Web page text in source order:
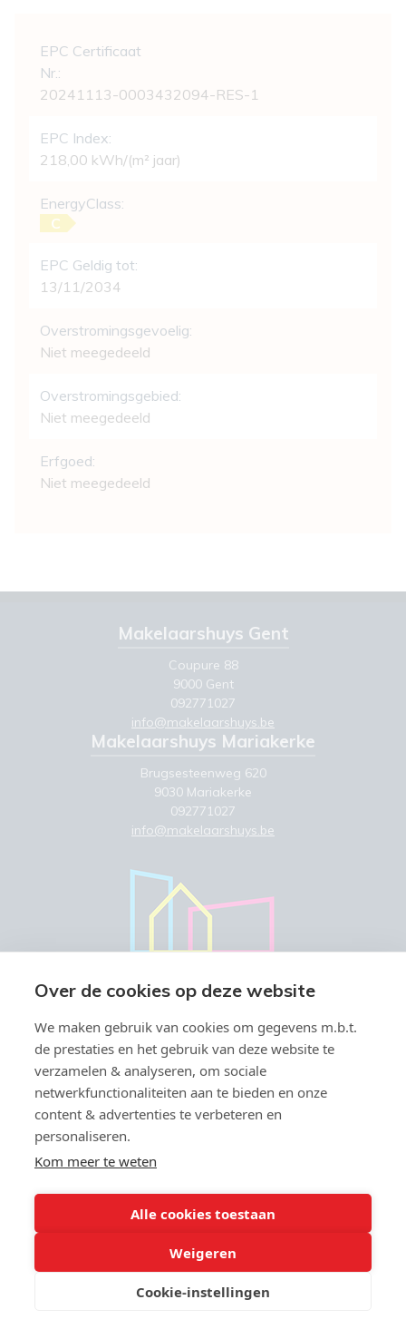
,9
EPC Certificaat
Nr.:
20241113-0003432094-RES-1
EPC Index:
218,00 kWh/(m² jaar)
EnergyClass:
C
EPC Geldig tot:
13/11/2034
Overstromingsgevoelig:
Niet meegedeeld
Overstromingsgebied:
Niet meegedeeld
Erfgoed:
Niet meegedeeld
Makelaarshuys Gent
Coupure 88
9000 Gent
092771027
info@makelaarshuys.be
Makelaarshuys Mariakerke
Brugsesteenweg 620
9030 Mariakerke
092771027
info@makelaarshuys.be
Vastgoedmakelaar-bemiddelaar BIV België BIV 504.945 & 508.847 -
Toezichthoudende autoriteit: Beroepsinstituut van
Onderworpen aan de
- Lid BIV -
info@biv.be - Lid CIB - BA en borgstelling via NV Axa Belgium (polisnr;
Over de cookies op deze website
We maken gebruik van cookies om gegevens m.b.t.
de prestaties en het gebruik van deze website te
verzamelen & analyseren, om sociale
netwerkfunctionaliteiten aan te bieden en onze
content & advertenties te verbeteren en
personaliseren.
Kom meer te weten
Alle cookies toestaan
Weigeren
Cookie-instellingen